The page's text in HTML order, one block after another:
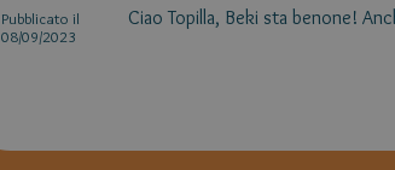
Pubblicato il
08/09/2023
Ciao Topilla, Beki sta benone!